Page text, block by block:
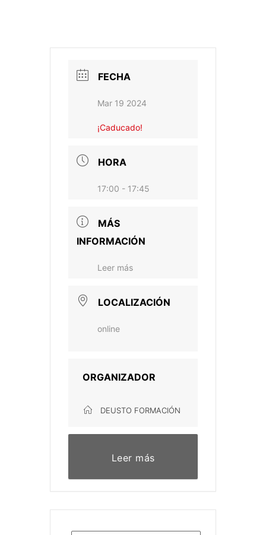
FECHA
Mar 19 2024
¡Caducado!
HORA
17:00 - 17:45
MÁS
INFORMACIÓN
Leer más
LOCALIZACIÓN
online
ORGANIZADOR
DEUSTO FORMACIÓN
Leer más